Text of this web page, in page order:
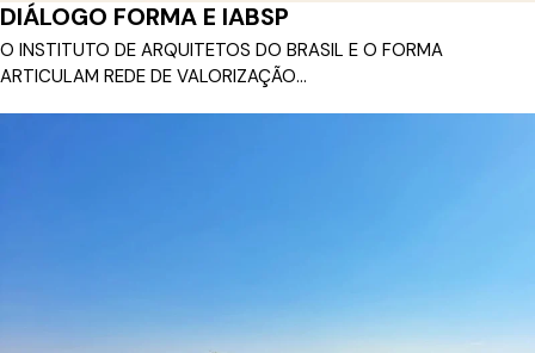
DIÁLOGO FORMA E IABSP
O INSTITUTO DE ARQUITETOS DO BRASIL E O FORMA
ARTICULAM REDE DE VALORIZAÇÃO...